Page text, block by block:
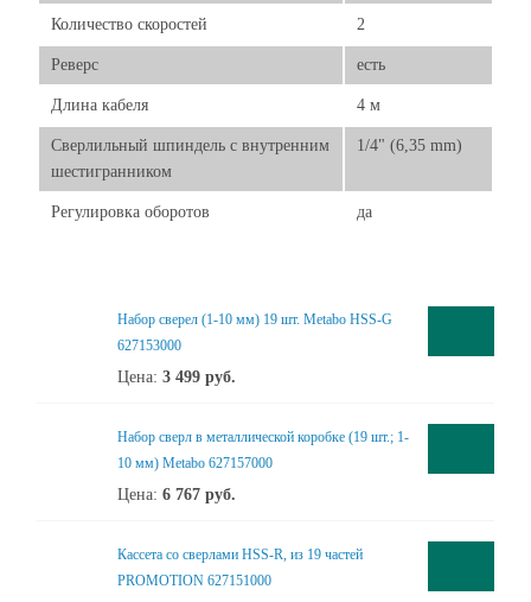
Количество скоростей 2
Реверс есть
Длина кабеля 4 м
Сверлильный шпиндель с внутренним
шестигранником
1/4" (6,35 mm)
Регулировка оборотов да
Набор сверел (1-10 мм) 19 шт. Metabo HSS-G
627153000
Цена: 3 499 руб.
Набор сверл в металлической коробке (19 шт.; 1-
10 мм) Metabo 627157000
Цена: 6 767 руб.
Кассета со сверлами HSS-R, из 19 частей
PROMOTION 627151000